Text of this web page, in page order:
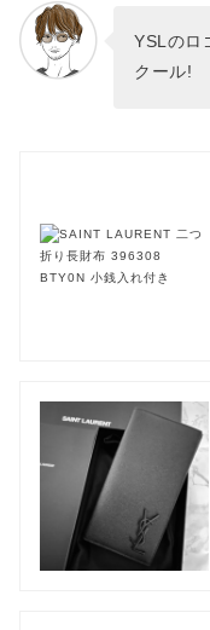
YSLのロ
クール!